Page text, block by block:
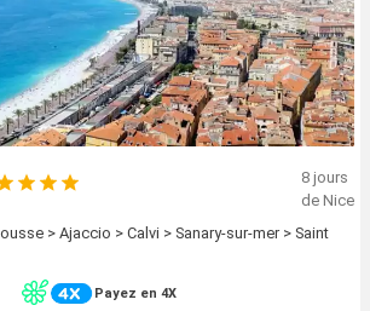
8 jours
de Nice
> Ajaccio > Calvi > Sanary-sur-mer > Saint
Payez en 4X